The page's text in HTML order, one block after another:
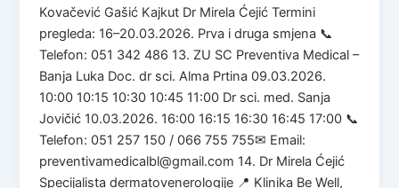
Kovačević Gašić Kajkut Dr Mirela Ćejić Termini
pregleda: 16–20.03.2026. Prva i druga smjena 📞
Telefon: 051 342 486 13. ZU SC Preventiva Medical –
Banja Luka Doc. dr sci. Alma Prtina 09.03.2026.
10:00 10:15 10:30 10:45 11:00 Dr sci. med. Sanja
Jovičić 10.03.2026. 16:00 16:15 16:30 16:45 17:00 📞
Telefon: 051 257 150 / 066 755 755✉ Email:
preventivamedicalbl@gmail.com 14. Dr Mirela Ćejić
Specijalista dermatovenerologije 📍 Klinika Be Well,